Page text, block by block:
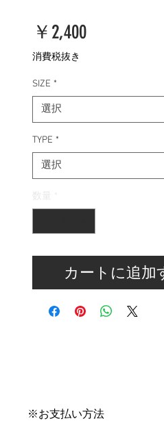
￥2,400価
消費税抜き
SIZE *
選択
TYPE *
選択
カートに追加
※お支払い方法